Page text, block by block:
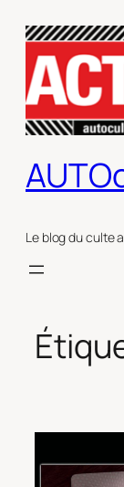
contenu
Le blog du culte